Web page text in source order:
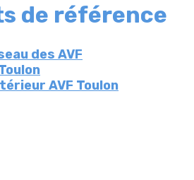
de référence
des AVF
AVF Toulon